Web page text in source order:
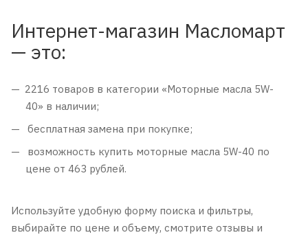
Интернет-магазин Масломарт
— это:
2216 товаров в категории «Моторные масла 5W-
40» в наличии;
бесплатная замена при покупке;
возможность купить моторные масла 5W-40 по
цене от 463 рублей.
Используйте удобную форму поиска и фильтры,
выбирайте по цене и объему, смотрите отзывы и